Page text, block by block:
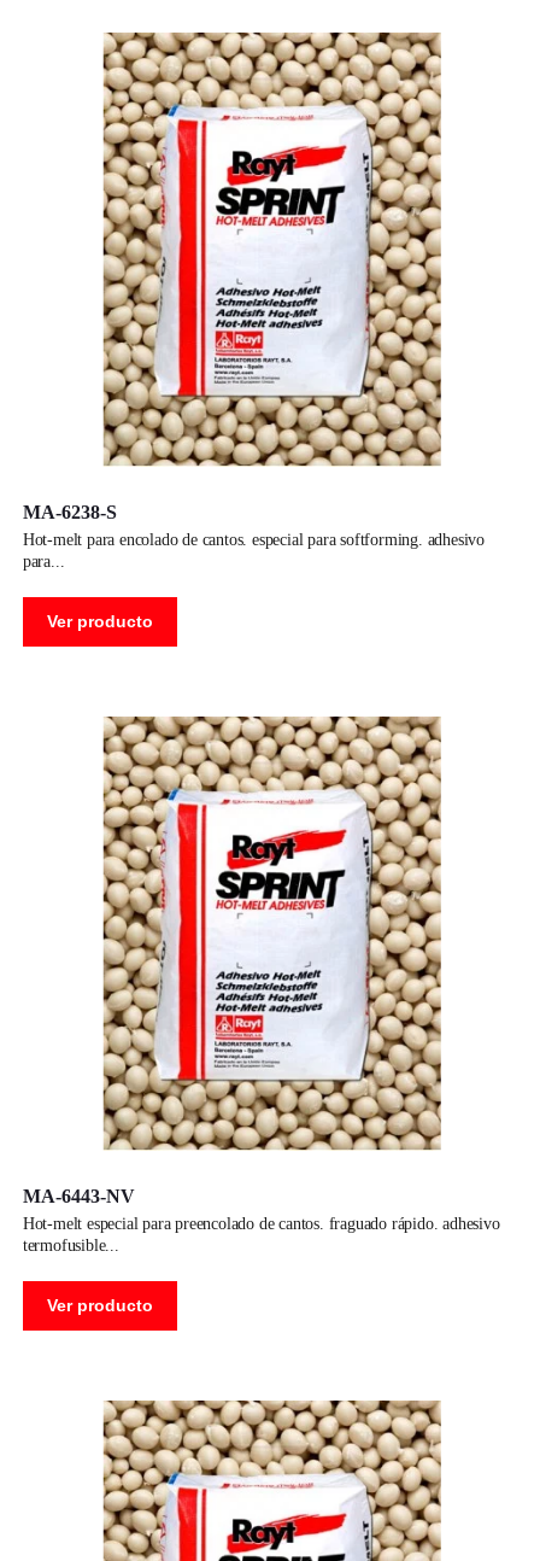
MA-6238-S
hot-melt para encolado de cantos. especial para softforming. adhesivo
para
Ver producto
MA-6443-NV
hot-melt especial para preencolado de cantos. fraguado rápido. adhesivo
termofusible
Ver producto